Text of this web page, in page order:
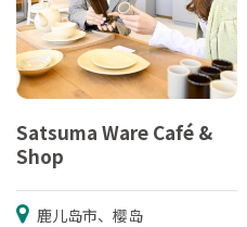
Satsuma Ware Café &
Shop
鹿儿岛市、樱岛